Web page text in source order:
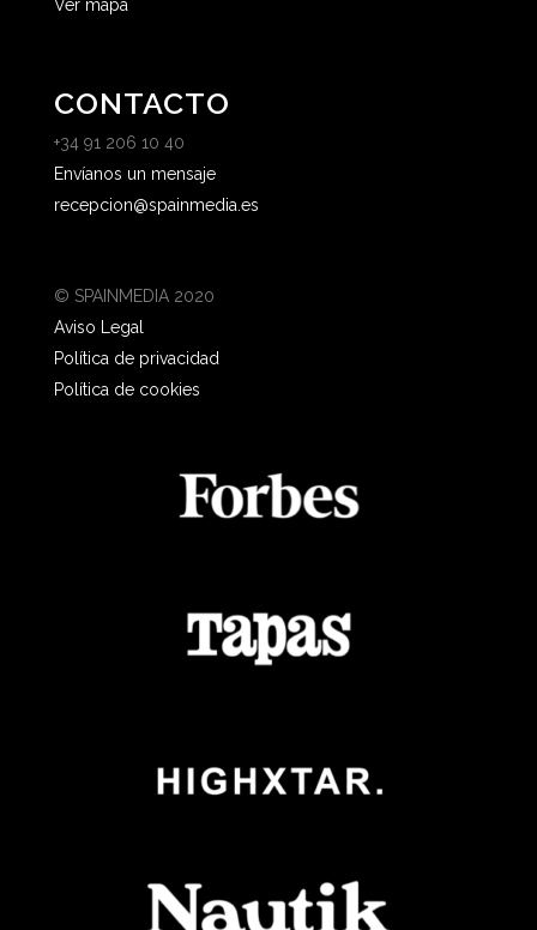
Ver mapa
CONTACTO
+34 91 206 10 40
Envíanos un mensaje
recepcion@spainmedia.es
© SPAINMEDIA 2020
Aviso Legal
Política de privacidad
Política de cookies